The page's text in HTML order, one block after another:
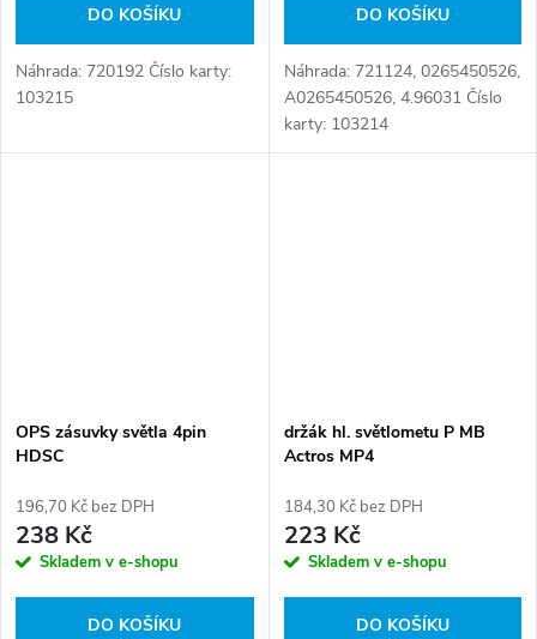
DO KOŠÍKU
Náhrada: 720192 Číslo karty:
103215
DO KOŠÍKU
Náhrada: 721124, 0265450526,
A0265450526, 4.96031 Číslo
karty: 103214
OPS zásuvky světla 4pin
HDSC
196,70 Kč bez DPH
238 Kč
Skladem v e-shopu
DO KOŠÍKU
držák hl. světlometu P MB
Actros MP4
184,30 Kč bez DPH
223 Kč
Skladem v e-shopu
DO KOŠÍKU